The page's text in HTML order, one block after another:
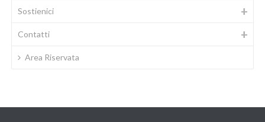
Sostienici
Contatti
Area Riservata